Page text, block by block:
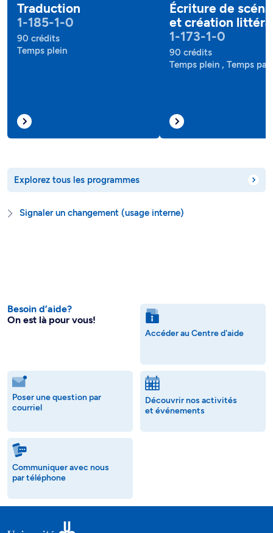
Traduction
1-185-1-0
90 crédits
Temps plein
Écriture de
et création
1-173-1-0
90 crédits
Temps plein , Temps
Explorez tous les programmes
Signaler un changement (usage interne)
Besoin d’aide?
On est là pour vous!
Accéder au Centre d'aide
Poser une question par
courriel
Découvrir nos activités
et événements
Communiquer avec nous
par téléphone